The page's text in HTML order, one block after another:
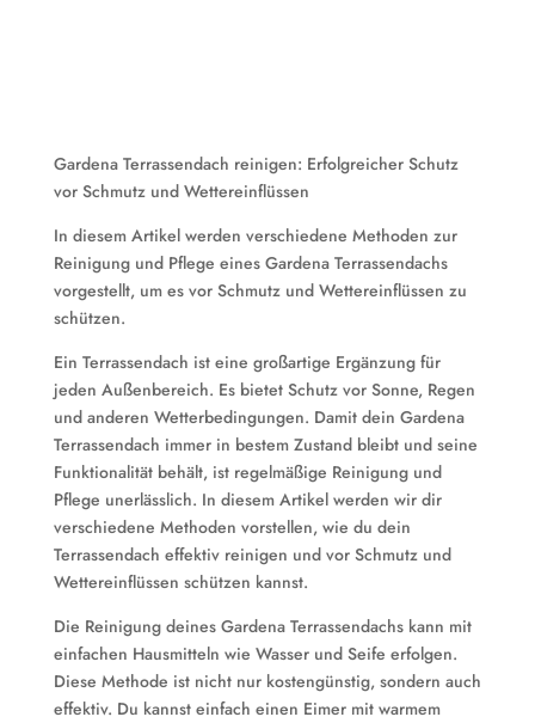
Gardena Terrassendach reinigen: Erfolgreicher Schutz
vor Schmutz und Wettereinflüssen
In diesem Artikel werden verschiedene Methoden zur
Reinigung und Pflege eines Gardena Terrassendachs
vorgestellt, um es vor Schmutz und Wettereinflüssen zu
schützen.
Ein Terrassendach ist eine großartige Ergänzung für
jeden Außenbereich. Es bietet Schutz vor Sonne, Regen
und anderen Wetterbedingungen. Damit dein Gardena
Terrassendach immer in bestem Zustand bleibt und seine
Funktionalität behält, ist regelmäßige Reinigung und
Pflege unerlässlich. In diesem Artikel werden wir dir
verschiedene Methoden vorstellen, wie du dein
Terrassendach effektiv reinigen und vor Schmutz und
Wettereinflüssen schützen kannst.
Die Reinigung deines Gardena Terrassendachs kann mit
einfachen Hausmitteln wie Wasser und Seife erfolgen.
Diese Methode ist nicht nur kostengünstig, sondern auch
effektiv. Du kannst einfach einen Eimer mit warmem